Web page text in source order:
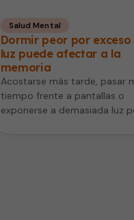
Salud Mental
Dormir peor por exceso
luz puede afectar a la
memoria
Acostarse más tarde, pasar
tiempo frente a pantallas o
exponerse a demasiada luz